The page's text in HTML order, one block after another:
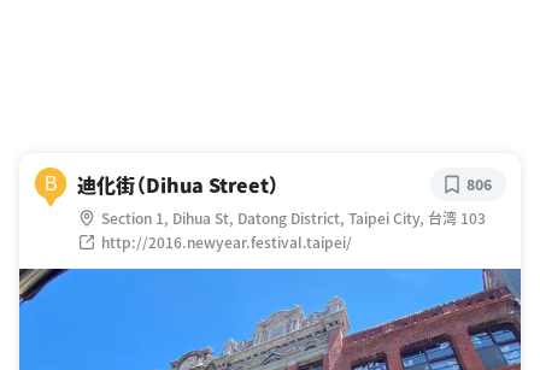
B 迪化街（Dihua Street）
Section 1, Dihua St, Datong District, Taipei City, 台湾 103
http://2016.newyear.festival.taipei/
806